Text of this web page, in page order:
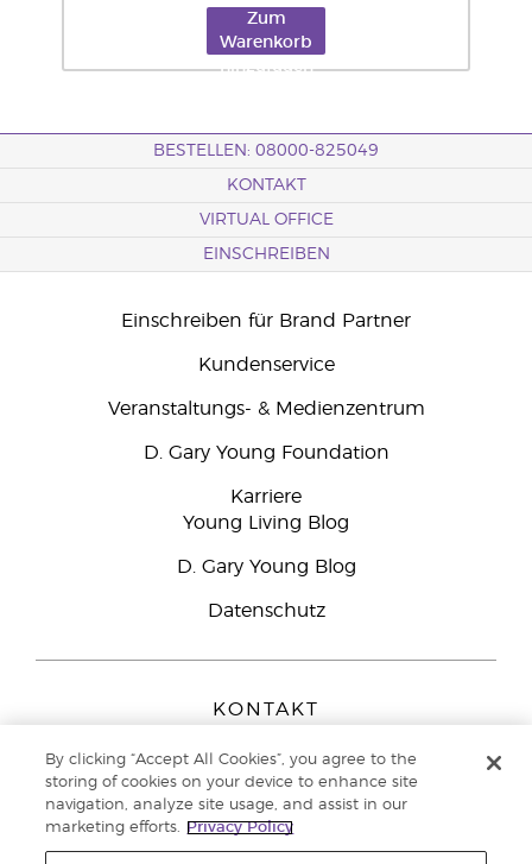
Zum
Warenkorb
hinzufügen
BESTELLEN: 08000-825049
KONTAKT
VIRTUAL OFFICE
EINSCHREIBEN
Einschreiben für Brand Partner
Kundenservice
Veranstaltungs- & Medienzentrum
D. Gary Young Foundation
Karriere
Young Living Blog
D. Gary Young Blog
Datenschutz
KONTAKT
Peizerweg 97
9727 AJ Groningen
Netherlands
Kundenservice:08000-825049
By clicking “Accept All Cookies”, you agree to the
storing of cookies on your device to enhance site
navigation, analyze site usage, and assist in our
marketing efforts.
Privacy Policy